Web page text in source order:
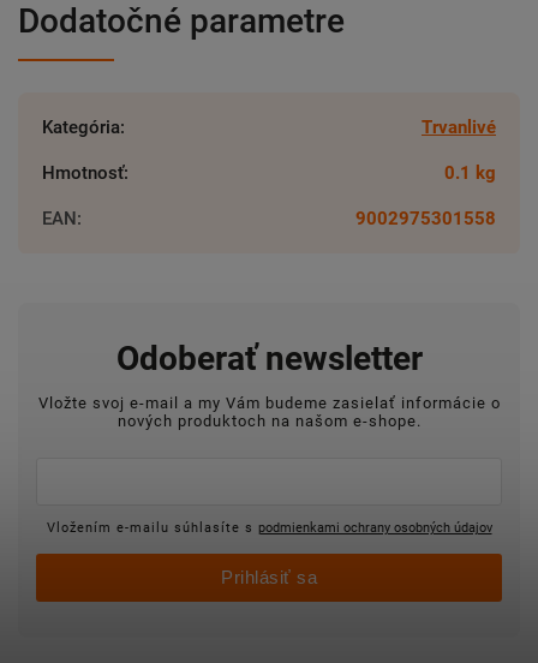
Dodatočné parametre
Kategória: Trvanlivé
Hmotnosť: 0.1 kg
EAN: 9002975301558
Odoberať newsletter
Vložte svoj e-mail a my Vám budeme zasielať informácie o
nových produktoch na našom e-shope.
Vložením e-mailu súhlasíte s podmienkami ochrany osobných údajov
Prihlásiť sa